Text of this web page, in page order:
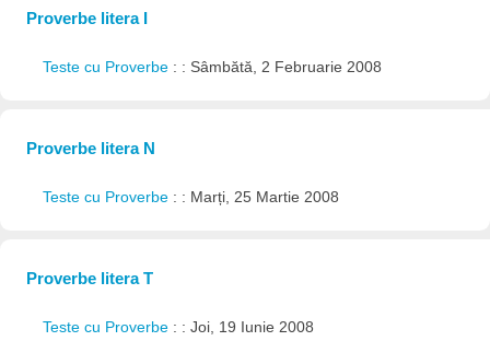
Proverbe litera I
Teste cu Proverbe : : Sâmbătă, 2 Februarie 2008
Proverbe litera N
Teste cu Proverbe : : Marți, 25 Martie 2008
Proverbe litera T
Teste cu Proverbe : : Joi, 19 Iunie 2008